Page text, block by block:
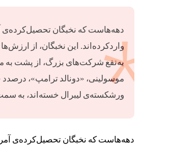
دهه‌هاست که نخبگان تحصیل‌کرده‌ی
وارد‌کرده‌اند. این نخبگان، از
به‌نفع شرکت‌های بزرگ، از پشت به
موسولینی، «دونالد ترامپ»،
ورشکسته‌ی لیبرال خسته‌اند، به
دهه‌هاست که نخبگان تحصیل‌کرده‌ی